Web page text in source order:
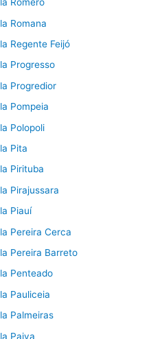
Romana
Regente Feijó
Progresso
Progredior
Pompeia
Polopoli
Pita
Pirituba
Pirajussara
Piauí
Pereira Cerca
Pereira Barreto
Penteado
Pauliceia
Palmeiras
Paiva